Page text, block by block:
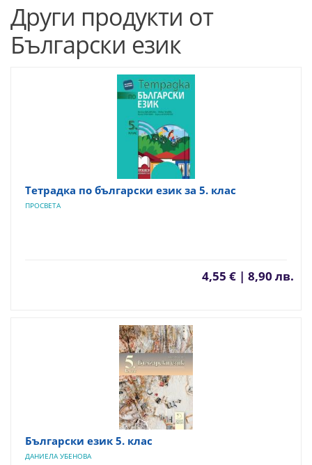
Други продукти от
Български език
Тетрадка по български език за 5. клас
ПРОСВЕТА
4,55 € | 8,90 лв.
Български език 5. клас
ДАНИЕЛА УБЕНОВА